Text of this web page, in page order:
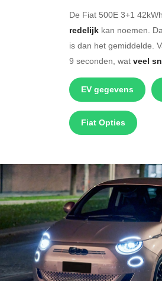
De Fiat 500E 3+1
redelijk kan noemen.
is dan het gemiddelde.
9 seconden, wat veel
EV gegevens
Fiat Opties